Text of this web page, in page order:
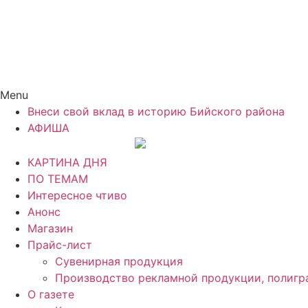
Menu
Внеси свой вклад в историю Бийского района
АФИША
КАРТИНА ДНЯ
ПО ТЕМАМ
Интересное чтиво
Анонс
Магазин
Прайс-лист
Сувенирная продукция
Производство рекламной продукции,
О газете